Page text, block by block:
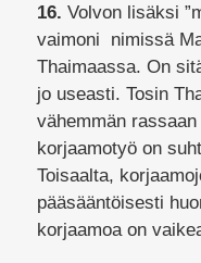
16. Volvon lisäksi
vaimoni nimissä
Thaimaassa. On
jo useasti. Tosin
vähemmän
korjaamotyö on
Toisaalta,
pääsääntöisesti
korjaamoa on